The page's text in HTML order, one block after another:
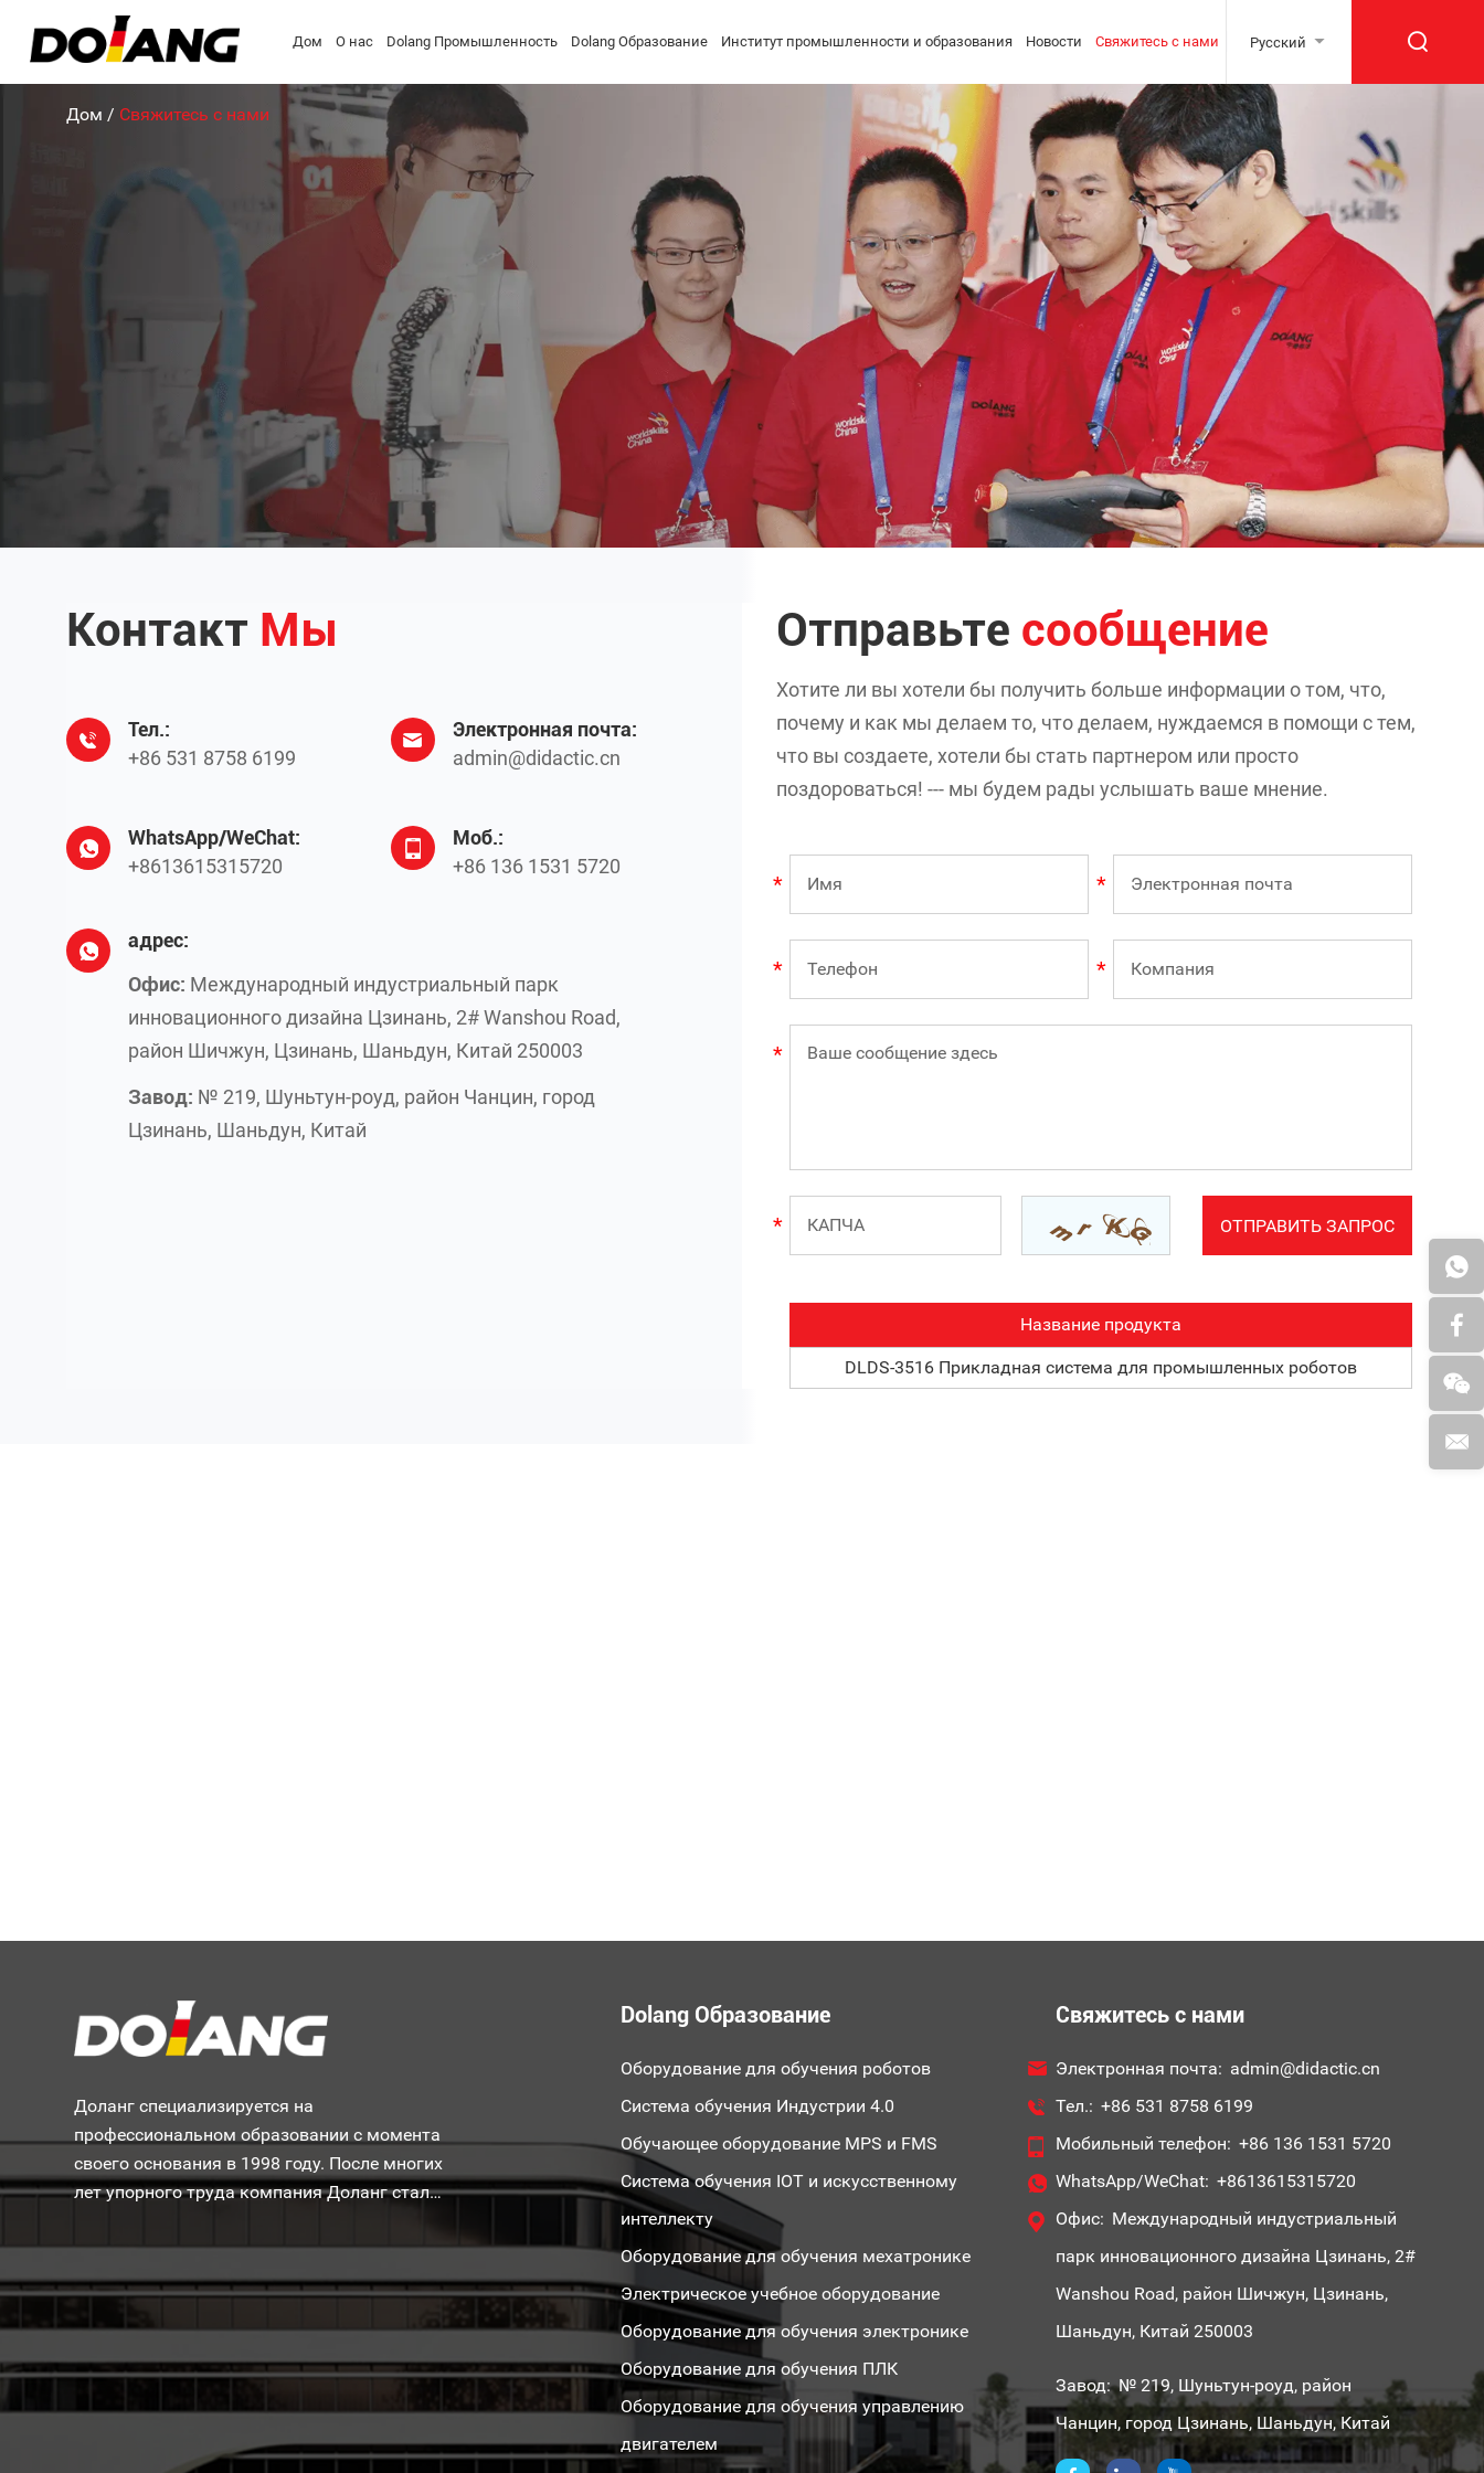
Дом О нас Dolang Промышленность Dolang Образование Институт промышленности и образования Новости Свяжитесь с нами Русский
Дом / Свяжитесь с нами
Контакт Мы
Тел.:
+86 531 8758 6199
Электронная почта:
admin@didactic.cn
WhatsApp/WeChat:
+8613615315720
Моб.:
+86 136 1531 5720
адрес:
Офис: Международный индустриальный парк
инновационного дизайна Цзинань, 2# Wanshou Road,
район Шичжун, Цзинань, Шаньдун, Китай 250003
Завод: № 219, Шуньтун-роуд, район Чанцин, город
Цзинань, Шаньдун, Китай
Отправьте сообщение
Хотите ли вы хотели бы получить больше информации о том, что,
почему и как мы делаем то, что делаем, нуждаемся в помощи с тем,
что вы создаете, хотели бы стать партнером или просто
поздороваться! --- мы будем рады услышать ваше мнение.
Название продукта
DLDS-3516 Прикладная система для промышленных роботов
Доланг специализируется на
профессиональном образовании с момента
своего основания в 1998 году. После многих
лет упорного труда компания Доланг стала
производителей учебного оборудования.
Dolang Образование
Оборудование для обучения роботов
Система обучения Индустрии 4.0
Обучающее оборудование MPS и FMS
Система обучения IOT и искусственному
интеллекту
Оборудование для обучения мехатронике
Электрическое учебное оборудование
Оборудование для обучения электронике
Оборудование для обучения ПЛК
Оборудование для обучения управлению
двигателем
Свяжитесь с нами
Электронная почта: admin@didactic.cn
Тел.: +86 531 8758 6199
Мобильный телефон: +86 136 1531 5720
WhatsApp/WeChat: +8613615315720
Офис: Международный индустриальный
парк инновационного дизайна Цзинань, 2#
Wanshou Road, район Шичжун, Цзинань,
Шаньдун, Китай 250003
Завод: № 219, Шуньтун-роуд, район
Чанцин, город Цзинань, Шаньдун, Китай